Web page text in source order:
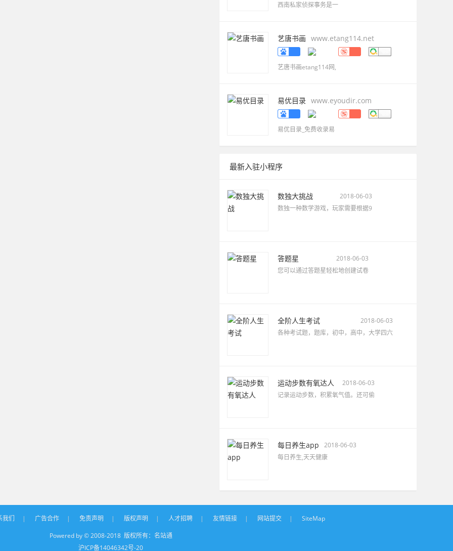
西南私家侦探事务是一
艺唐书画 www.etang114.net
艺唐书画etang114网,
易优目录 www.eyoudir.com
易优目录_免费收录易
最新入驻小程序
数独大挑战
2018-06-03
数独一种数学游戏，玩家需要根据9
答题星
2018-06-03
您可以通过答题星轻松地创建试卷
全阶人生考试
2018-06-03
各种考试题，题库，初中，高中，大学四六
运动步数有氧达人
2018-06-03
记录运动步数，积累氧气值。还可偷
每日养生app
2018-06-03
每日养生,天天健康
我们 | 广告合作 | 免责声明 | 版权声明 | 人才招聘 | 友情链接 | 网站提交 |
SiteMap
Powered by © 2008-2018 版权所有： 名站通
沪ICP备14046342号-20